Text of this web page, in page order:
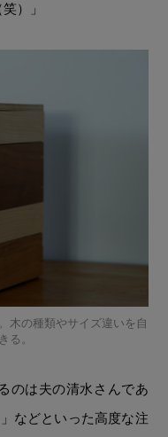
）」
木の種類やサイズ違いを自
る。
のは夫の清水さんであ
などといった高度な注